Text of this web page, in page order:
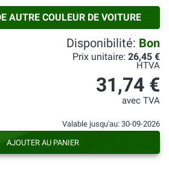
AUTRE COULEUR DE VOITURE
Disponibilité: Bon
Prix unitaire: 26,45 €
HTVA
31,74 €
avec TVA
Valable jusqu'au: 30-09-2026
AJOUTER AU PANIER